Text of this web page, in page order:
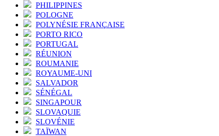
PHILIPPINES
POLOGNE
POLYNÉSIE FRANÇAISE
PORTO RICO
PORTUGAL
RÉUNION
ROUMANIE
ROYAUME-UNI
SALVADOR
SÉNÉGAL
SINGAPOUR
SLOVAQUIE
SLOVÉNIE
TAÏWAN